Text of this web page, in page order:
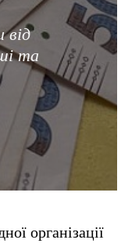
від
та
організації